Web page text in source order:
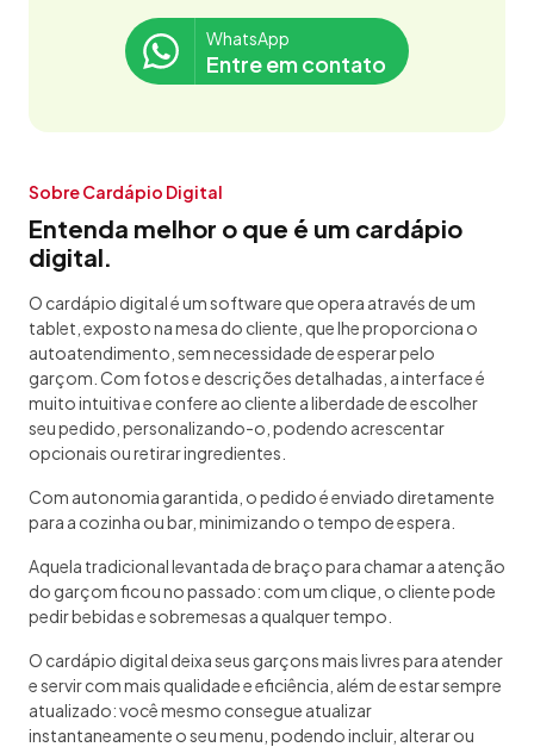
WhatsApp
Entre em contato
Sobre Cardápio Digital
Entenda melhor o que é um cardápio
digital.
O cardápio digital é um software que opera através de um
tablet, exposto na mesa do cliente, que lhe proporciona o
autoatendimento, sem necessidade de esperar pelo
garçom. Com fotos e descrições detalhadas, a interface é
muito intuitiva e confere ao cliente a liberdade de escolher
seu pedido, personalizando-o, podendo acrescentar
opcionais ou retirar ingredientes.
Com autonomia garantida, o pedido é enviado diretamente
para a cozinha ou bar, minimizando o tempo de espera.
Aquela tradicional levantada de braço para chamar a atenção
do garçom ficou no passado: com um clique, o cliente pode
pedir bebidas e sobremesas a qualquer tempo.
O cardápio digital deixa seus garçons mais livres para atender
e servir com mais qualidade e eficiência, além de estar sempre
atualizado: você mesmo consegue atualizar
instantaneamente o seu menu, podendo incluir, alterar ou